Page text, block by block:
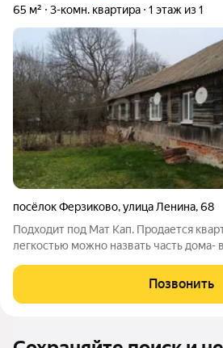
65 м² 3-комн. квартира 1 этаж из 1
посёлок Ферзиково,улица Ленина,68
Подходит под Мат Кап. Продается
легкостью можно назвать часть дома-
каждый имеет свой отдельный вход.
участок, который в дальнейшем
Позвонить